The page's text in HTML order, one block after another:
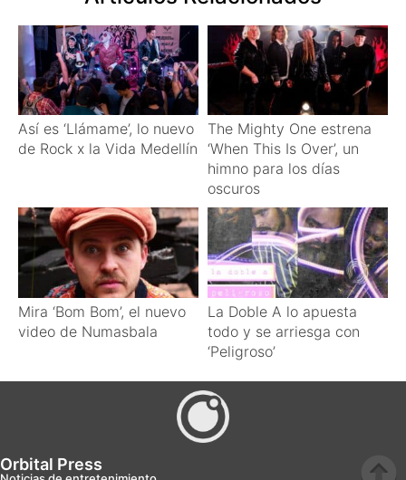
Así es ‘Llámame’, lo nuevo
de Rock x la Vida Medellín
The Mighty One estrena
‘When This Is Over’, un
himno para los días
oscuros
Mira ‘Bom Bom’, el nuevo
video de Numasbala
La Doble A lo apuesta
todo y se arriesga con
‘Peligroso’
Orbital Press